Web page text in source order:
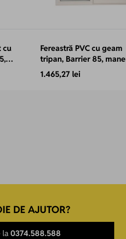
cu
2
Fereastră PVC cu geam
tripan, Barrier 85,
Toulon, 1160x1160
85 mm, 2 canate, sticlă
1.465,27 lei
DE AJUTOR?
la 0374.588.588